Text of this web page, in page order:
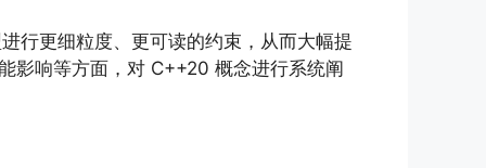
行更细粒度、更可读的约束，从而大幅提
影响等方面，对 C++20 概念进行系统阐